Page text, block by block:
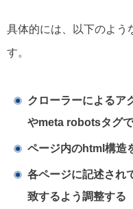
具体的には、以下のよう
す。
クローラーによるア
やmeta robotsタグ
ページ内のhtml構造
各ページに記述され
致するよう調整する